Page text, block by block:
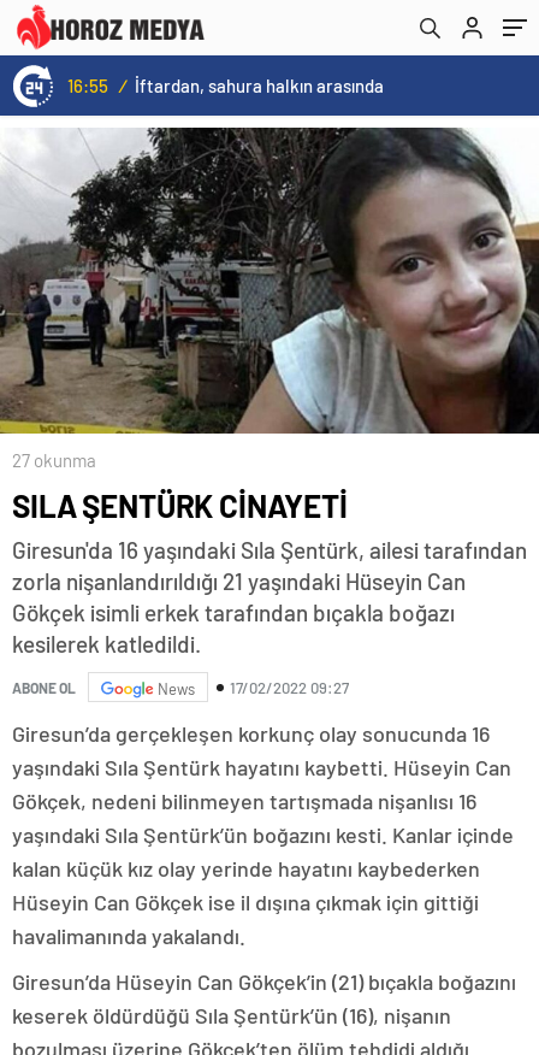
16:55 / İftardan, sahura halkın arasında
27 okunma
SILA ŞENTÜRK CİNAYETİ
Giresun'da 16 yaşındaki Sıla Şentürk, ailesi tarafından
zorla nişanlandırıldığı 21 yaşındaki Hüseyin Can
Gökçek isimli erkek tarafından bıçakla boğazı
kesilerek katledildi.
ABONE OL News 17/02/2022 09:27
Giresun’da gerçekleşen korkunç olay sonucunda 16
yaşındaki Sıla Şentürk hayatını kaybetti. Hüseyin Can
Gökçek, nedeni bilinmeyen tartışmada nişanlısı 16
yaşındaki Sıla Şentürk’ün boğazını kesti. Kanlar içinde
kalan küçük kız olay yerinde hayatını kaybederken
Hüseyin Can Gökçek ise il dışına çıkmak için gittiği
havalimanında yakalandı.
Giresun’da Hüseyin Can Gökçek’in (21) bıçakla boğazını
keserek öldürdüğü Sıla Şentürk’ün (16), nişanın
bozulması üzerine Gökçek’ten ölüm tehdidi aldığı